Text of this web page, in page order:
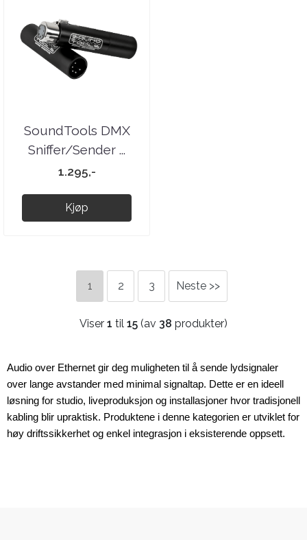
SoundTools DMX
Sniffer/Sender ...
1.295,-
Kjøp
1 2 3 Neste >>
Viser 1 til 15 (av 38 produkter)
Audio over Ethernet gir deg muligheten til å sende lydsignaler
over lange avstander med minimal signaltap. Dette er en ideell
løsning for studio, liveproduksjon og installasjoner hvor tradisjonell
kabling blir upraktisk. Produktene i denne kategorien er utviklet for
høy driftssikkerhet og enkel integrasjon i eksisterende oppsett.